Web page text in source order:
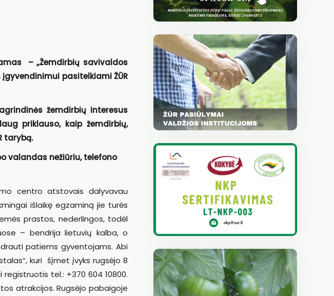
– „Žemdirbių savivaldos
pasitelkiami ŽŪR
žemdirbių interesus
priklauso, kaip žemdirbių,
tarybą.
valandas nežiūriu, telefono
centro atstovais dalyvavau
išlaikę egzaminą jie turės
prastos, nederlingos, todėl
– bendrija lietuvių kalba, o
patiems gyventojams. Abi
kuri šįmet įvyks rugsėjo 8
tel.: +370 604 10800.
atrakcijos. Rugsėjo pabaigoje